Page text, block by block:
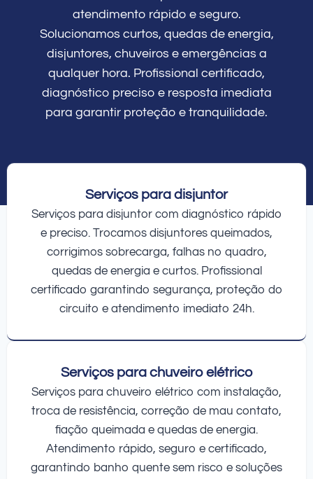
atendimento rápido e seguro.
Solucionamos curtos, quedas de energia,
disjuntores, chuveiros e emergências a
qualquer hora. Profissional certificado,
diagnóstico preciso e resposta imediata
para garantir proteção e tranquilidade.
Serviços para disjuntor
Serviços para disjuntor com diagnóstico rápido
e preciso. Trocamos disjuntores queimados,
corrigimos sobrecarga, falhas no quadro,
quedas de energia e curtos. Profissional
certificado garantindo segurança, proteção do
circuito e atendimento imediato 24h.
Serviços para chuveiro elétrico
Serviços para chuveiro elétrico com instalação,
troca de resistência, correção de mau contato,
fiação queimada e quedas de energia.
Atendimento rápido, seguro e certificado,
garantindo banho quente sem risco e soluções